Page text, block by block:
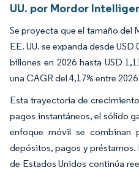
UU. por Mordor
Se proyecta que el tamaño del
EE. UU. se expanda desde USD
billones en 2026 hasta USD
una CAGR del 4,17% entre
Esta trayectoria de
pagos instantáneos, el sólido
enfoque móvil se combinan
depósitos, pagos y
de Estados Unidos continúa